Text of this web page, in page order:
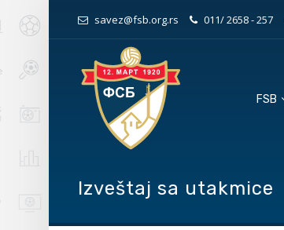
savez@fsb.org.rs 011/ 2658 - 257
FSB
Izveštaj sa utakmice